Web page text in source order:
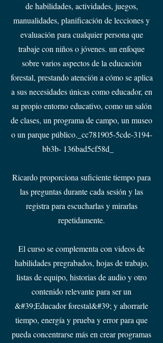
de habilidades, actividades, juegos,
manualidades, planificación de lecciones y
evaluación para cualquier persona que
trabaje con niños o jóvenes. un enfoque
sobre varios aspectos de la educación
forestal, prestando atención a cómo se aplica
a sus necesidades únicas como educador, en
su propio entorno educativo, como un salón
de clases, un programa de campo, un museo
o un parque público._cc781905-5cde-3194-
bb3b- 136bad5cf58d_
Ricardo proporciona suficiente tiempo para
las preguntas durante cada sesión y las
registra para escucharlas y mirarlas
repetidamente.
El curso se complementa con videos de
habilidades pregrabados, hojas de trabajo,
listas de equipo, historias de audio y otro
contenido relevante para ser un
&#39;Educador forestal&#39; y ahorrarle
tiempo, energía y prueba y error para que
pueda concentrarse más en crear programas